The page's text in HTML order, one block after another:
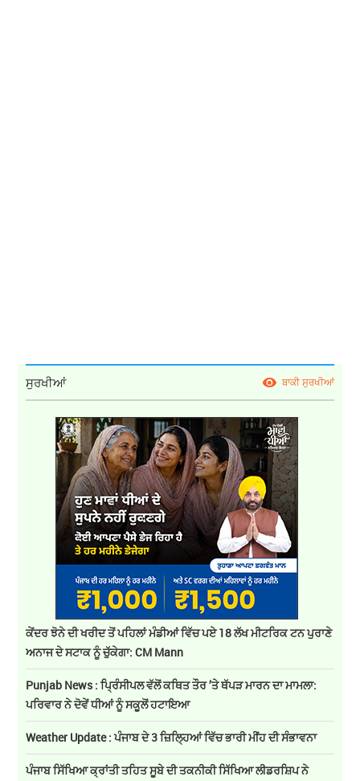
ਸੁਰਖੀਆਂ ਬਾਕੀ ਸੁਰਖੀਆਂ
ਕੇਂਦਰ ਝੋਨੇ ਦੀ ਖਰੀਦ ਤੋਂ ਪਹਿਲਾਂ ਮੰਡੀਆਂ ਵਿੱਚ ਪਏ 18 ਲੱਖ ਮੀਟਰਿਕ ਟਨ ਪੁਰਾਣੇ
ਅਨਾਜ ਦੇ ਸਟਾਕ ਨੂੰ ਚੁੱਕੇਗਾ: CM Mann
Punjab News : ਪ੍ਰਿੰਸੀਪਲ ਵੱਲੋਂ ਕਥਿਤ ਤੌਰ ’ਤੇ ਥੱਪੜ ਮਾਰਨ ਦਾ ਮਾਮਲਾ:
ਪਰਿਵਾਰ ਨੇ ਦੋਵੇਂ ਧੀਆਂ ਨੂੰ ਸਕੂਲੋਂ ਹਟਾਇਆ
Weather Update : ਪੰਜਾਬ ਦੇ 3 ਜ਼ਿਲ੍ਹਿਆਂ ਵਿੱਚ ਭਾਰੀ ਮੀਂਹ ਦੀ ਸੰਭਾਵਨਾ
ਪੰਜਾਬ ਸਿੱਖਿਆ ਕ੍ਰਾਂਤੀ ਤਹਿਤ ਸੂਬੇ ਦੀ ਤਕਨੀਕੀ ਸਿੱਖਿਆ ਲੀਡਰਸ਼ਿਪ ਨੇ